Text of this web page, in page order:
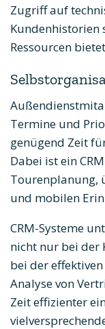
Zugriff auf
Kundenhistorien
Ressourcen
Termine und
genügend Zeit
Dabei ist ein
Tourenplanung,
und mobilen
CRM-Systeme
nicht nur bei der
bei der
Analyse von
Zeit effizienter